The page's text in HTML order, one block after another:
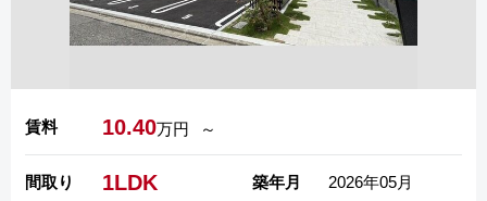
賃料 10.40万円 ～
間取り 1LDK 築年月 2026年05月